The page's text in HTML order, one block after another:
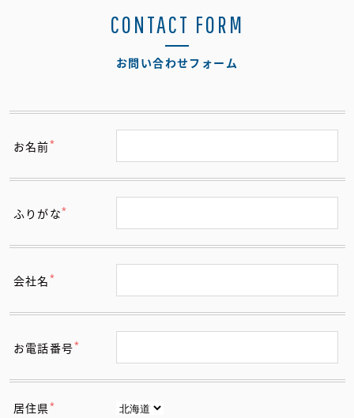
CONTACT FORM
お問い合わせフォーム
お名前*
ふりがな*
会社名 *
お電話番号*
居住県*